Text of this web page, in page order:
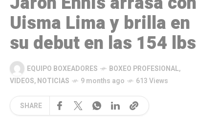
Uisma Lima y brilla en
su debut en las 154 lbs
EQUIPO BOXEADORES BOXEO PROFESIONAL,
VIDEOS,NOTICIAS 9 months ago 613 Views
SHARE